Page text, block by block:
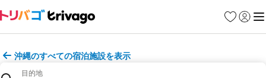
お気に入り
ログイ
メ
沖縄のすべての宿泊施設を表示
目的地